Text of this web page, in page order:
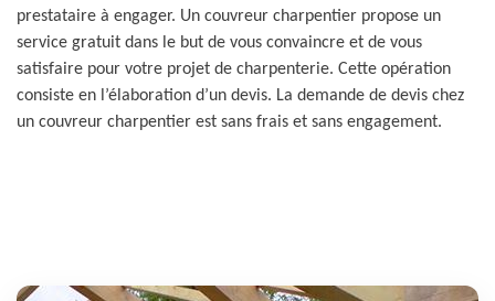
prestataire à engager. Un couvreur charpentier propose un
service gratuit dans le but de vous convaincre et de vous
satisfaire pour votre projet de charpenterie. Cette opération
consiste en l’élaboration d’un devis. La demande de devis chez
un couvreur charpentier est sans frais et sans engagement.